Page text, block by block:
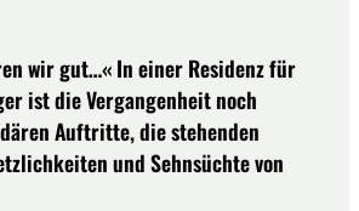
wir gut…« In einer Residenz für
ist die Vergangenheit noch
Auftritte, die stehenden
und Sehnsüchte von